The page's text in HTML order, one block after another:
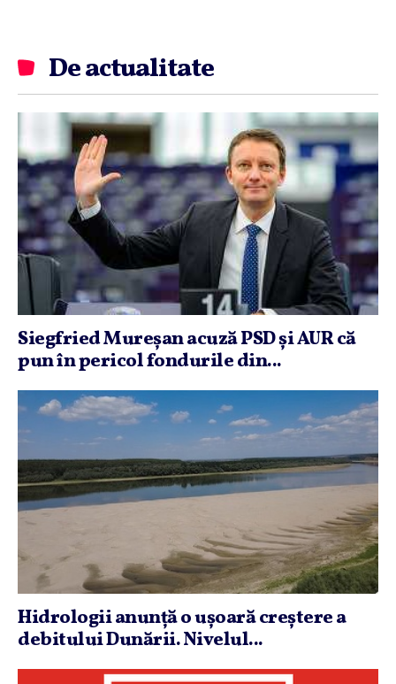
De actualitate
Siegfried Mureşan acuză PSD şi AUR că
pun în pericol fondurile din...
Hidrologii anunţă o uşoară creştere a
debitului Dunării. Nivelul...